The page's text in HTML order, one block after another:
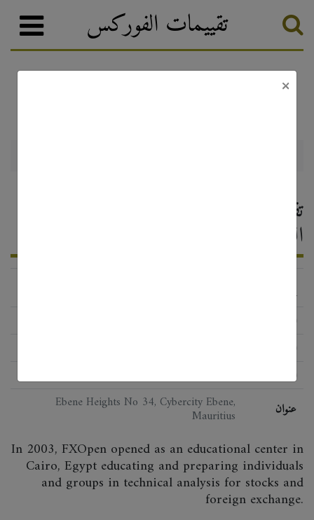
تقييمات الفوركس
التعليقات 2026
البرمجيات
Ebene Heights No 34, Cybercity Ebene,
Mauritius عنوان
In 2003, FXOpen opened as an educational center in
Cairo, Egypt educating and preparing individuals
and groups in technical analysis for stocks and
foreign exchange.
×